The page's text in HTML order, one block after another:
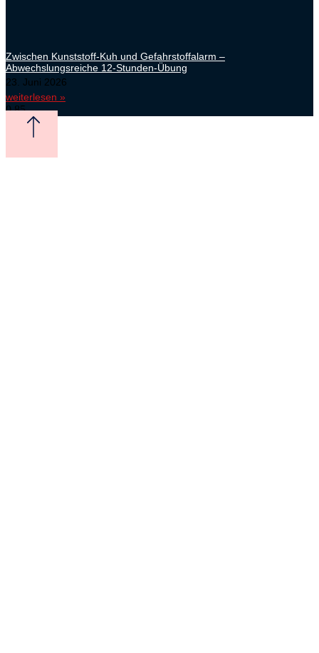
Zwischen Kunststoff-Kuh und Gefahrstoffalarm –
Abwechslungsreiche 12-Stunden-Übung
23. Juni 2026
weiterlesen »